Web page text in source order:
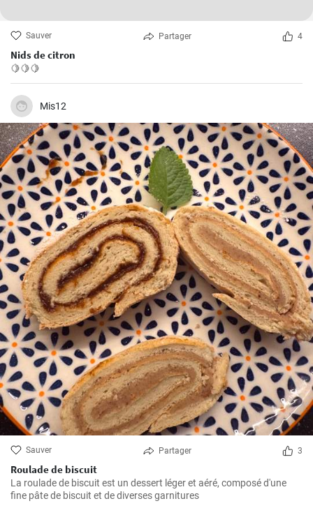
Sauver Partager 4
Nids de citron
🍋🍋🍋
Mis12
Sauver Partager 3
Roulade de biscuit
La roulade de biscuit est un dessert léger et aéré, composé d'une
fine pâte de biscuit et de diverses garnitures